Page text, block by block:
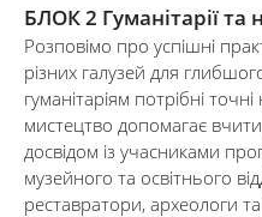
БЛОК 2 Гуманітарії та
Розповімо про успішні
різних галузей для
гуманітаріям потрібні
мистецтво допомагає вчити
досвідом із учасниками
музейного та освітнього
реставратори, археологи та